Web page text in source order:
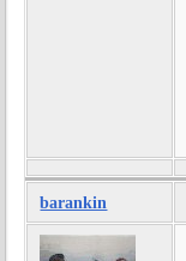
barankin